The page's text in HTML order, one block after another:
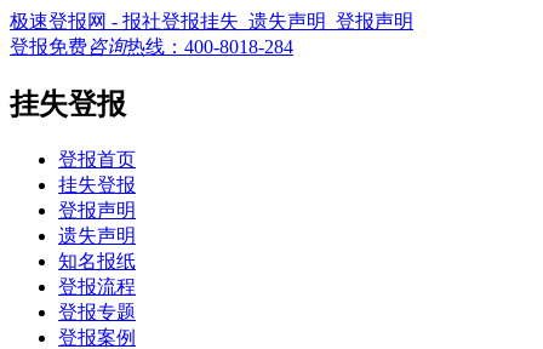
极速登报网 - 报社登报挂失_遗失声明_登报声明
登报免费咨询热线： 400-8018-284
挂失登报
登报首页
挂失登报
登报声明
遗失声明
知名报纸
登报流程
登报专题
登报案例